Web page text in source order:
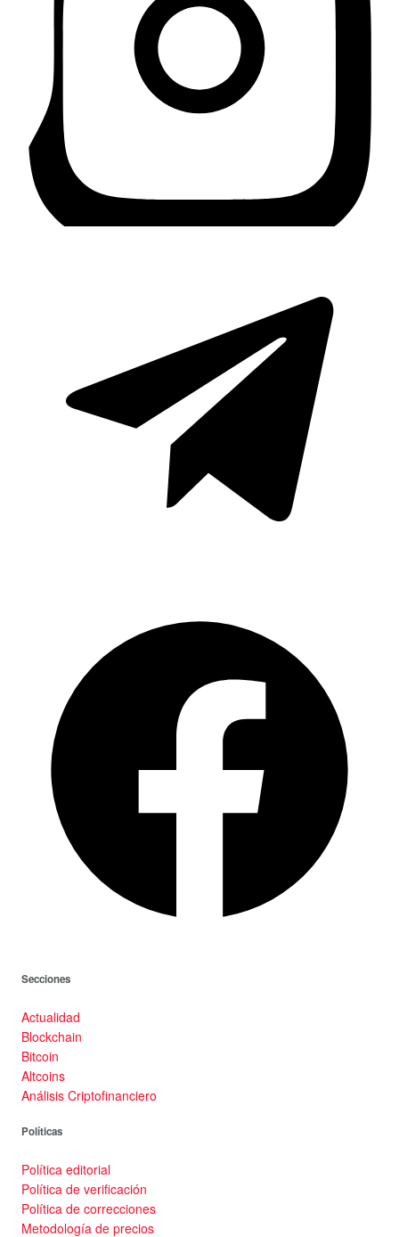
Secciones
Actualidad
Blockchain
Bitcoin
Altcoins
Análisis Criptofinanciero
Políticas
Política editorial
Política de verificación
Política de correcciones
Metodología de precios